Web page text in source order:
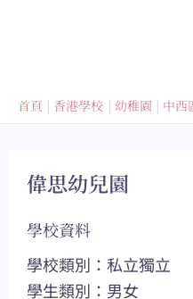
首頁 香港學校 幼稚園 中西
偉思幼兒園
學校資料
學校類別：私立獨立
學生類別：男女